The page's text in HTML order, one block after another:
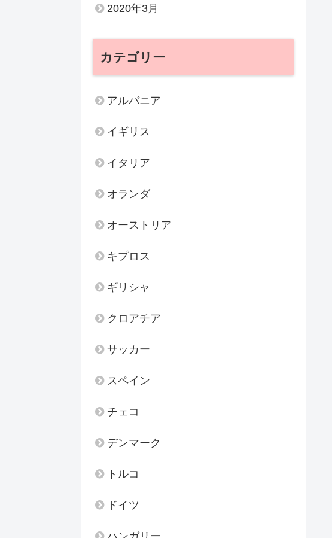
2020年3月
カテゴリー
アルバニア
イギリス
イタリア
オランダ
オーストリア
キプロス
ギリシャ
クロアチア
サッカー
スペイン
チェコ
デンマーク
トルコ
ドイツ